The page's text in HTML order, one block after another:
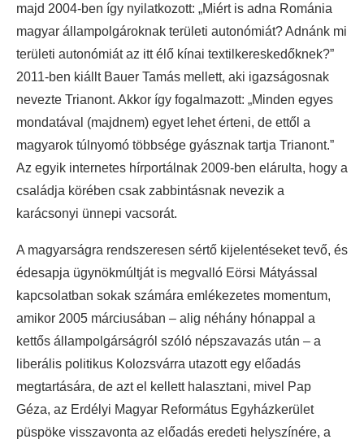
majd 2004-ben így nyilatkozott: „Miért is adna Románia
magyar állampolgároknak területi autonómiát? Adnánk mi
területi autonómiát az itt élő kínai textilkereskedőknek?”
2011-ben kiállt Bauer Tamás mellett, aki igazságosnak
nevezte Trianont. Akkor így fogalmazott: „Minden egyes
mondatával (majdnem) egyet lehet érteni, de ettől a
magyarok túlnyomó többsége gyásznak tartja Trianont.”
Az egyik internetes hírportálnak 2009-ben elárulta, hogy a
családja körében csak zabbintásnak nevezik a
karácsonyi ünnepi vacsorát.
A magyarságra rendszeresen sértő kijelentéseket tevő, és
édesapja ügynökmúltját is megvalló Eörsi Mátyással
kapcsolatban sokak számára emlékezetes momentum,
amikor 2005 márciusában – alig néhány hónappal a
kettős állampolgárságról szóló népszavazás után – a
liberális politikus Kolozsvárra utazott egy előadás
megtartására, de azt el kellett halasztani, mivel Pap
Géza, az Erdélyi Magyar Református Egyházkerület
püspöke visszavonta az előadás eredeti helyszínére, a